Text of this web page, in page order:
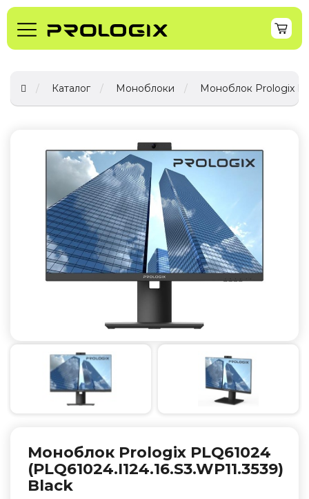
Каталог Моноблоки Моноблок Prologix
Моноблок Prologix PLQ61024
(PLQ61024.I124.16.S3.WP11.3539)
Black